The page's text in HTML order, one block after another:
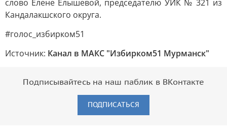
слово Елене Елышевой, председателю УИК № 321 из
Кандалакшского округа.
#голос_избирком51
Источник: Канал в МАКС "Избирком51 Мурманск"
Подписывайтесь на наш паблик в ВКонтакте
ПОДПИСАТЬСЯ